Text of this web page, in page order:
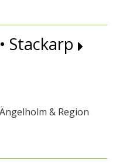
Stackarp
& Region